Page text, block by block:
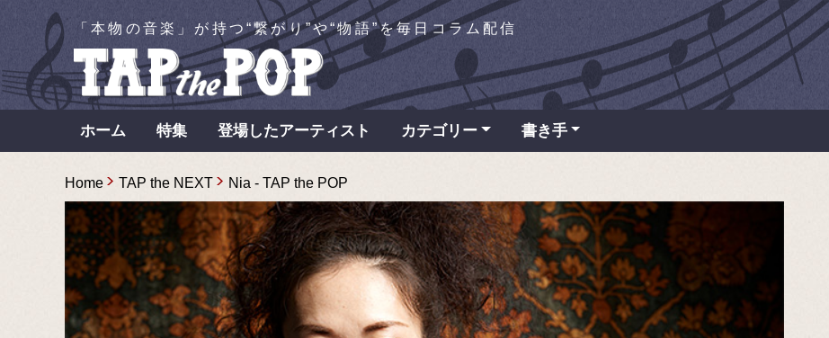
「本物の音楽」が持つ“繋がり”や“物語”を毎日コラム配信
ホーム 特集 登場したアーティスト カテゴリー 書き手
Home TAP the NEXT Nia - TAP the POP